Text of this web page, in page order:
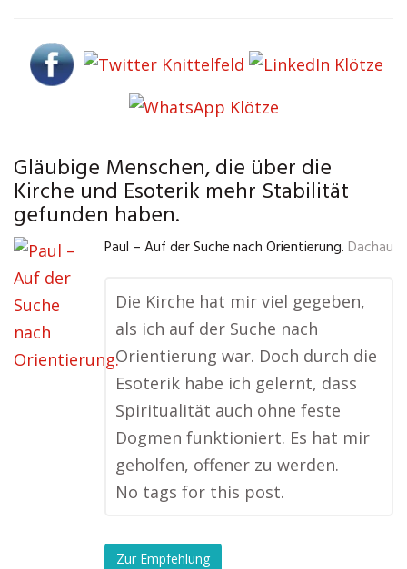
Gläubige Menschen, die über die
Kirche und Esoterik mehr Stabilität
gefunden haben.
Paul – Auf der Suche nach Orientierung. Dachau
Die Kirche hat mir viel gegeben,
als ich auf der Suche nach
Orientierung war. Doch durch die
Esoterik habe ich gelernt, dass
Spiritualität auch ohne feste
Dogmen funktioniert. Es hat mir
geholfen, offener zu werden.
No tags for this post.
Zur Empfehlung